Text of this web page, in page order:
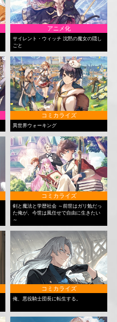
アニメ化
サイレント・ウィッチ 沈黙の魔女の隠し
ごと
コミカライズ
異世界ウォーキング
コミカライズ
剣と魔法と学歴社会 ～前世はガリ勉だっ
た俺が、今世は風任せで自由に生きたい
～
コミカライズ
俺、悪役騎士団長に転生する。